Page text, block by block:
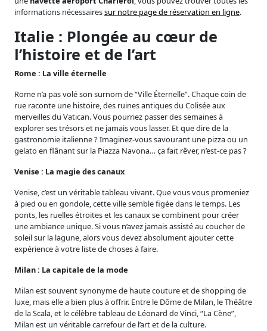
informations nécessairessur notre page de réservation en ligne.
Italie : Plongée au cœur de
l’histoire et de l’art
Rome : La ville éternelle
Rome n’a pas volé son surnom de “Ville Éternelle”. Chaque coin de
rue raconte une histoire, des ruines antiques du Colisée aux
merveilles du Vatican. Vous pourriez passer des semaines à
explorer ses trésors et ne jamais vous lasser. Et que dire de la
gastronomie italienne ? Imaginez-vous savourant une pizza ou un
gelato en flânant sur la Piazza Navona… ça fait rêver, n’est-ce pas ?
Venise : La magie des canaux
Venise, c’est un véritable tableau vivant. Que vous vous promeniez
à pied ou en gondole, cette ville semble figée dans le temps. Les
ponts, les ruelles étroites et les canaux se combinent pour créer
une ambiance unique. Si vous n’avez jamais assisté au coucher de
soleil sur la lagune, alors vous devez absolument ajouter cette
expérience à votre liste de choses à faire.
Milan : La capitale de la mode
Milan est souvent synonyme de haute couture et de shopping de
luxe, mais elle a bien plus à offrir. Entre le Dôme de Milan, le Théâtre
de la Scala, et le célèbre tableau de Léonard de Vinci, “La Cène”,
Milan est un véritable carrefour de l’art et de la culture.